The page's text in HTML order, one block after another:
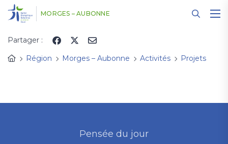
MORGES – AUBONNE
Partager :
Région
Morges – Aubonne Activités Projets
Pensée du jour
Panneau de gestion des cookies